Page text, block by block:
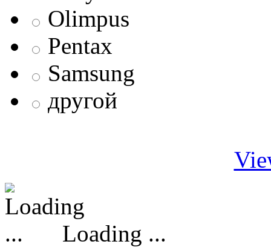
Olimpus
Pentax
Samsung
другой
Loading ...